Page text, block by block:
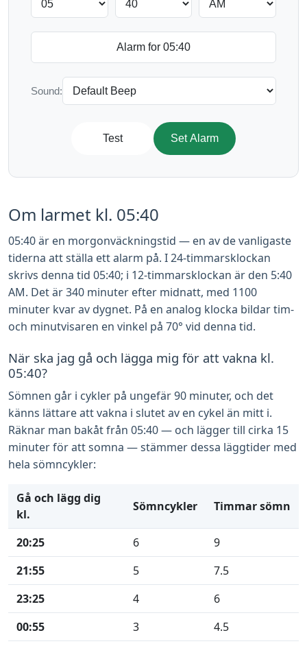
Sound:
Test Set Alarm
Om larmet kl. 05:40
05:40 är en morgonväckningstid — en av de vanligaste
tiderna att ställa ett alarm på. I 24-timmarsklockan
skrivs denna tid 05:40; i 12-timmarsklockan är den 5:40
AM. Det är 340 minuter efter midnatt, med 1100
minuter kvar av dygnet. På en analog klocka bildar tim-
och minutvisaren en vinkel på 70° vid denna tid.
När ska jag gå och lägga mig för att vakna kl.
05:40?
Sömnen går i cykler på ungefär 90 minuter, och det
känns lättare att vakna i slutet av en cykel än mitt i.
Räknar man bakåt från 05:40 — och lägger till cirka 15
minuter för att somna — stämmer dessa läggtider med
hela sömncykler:
Gå och lägg dig
kl.
Sömncykler Timmar sömn
20:25 6
9
21:55
5
7.5
23:25
4
6
00:55
3 4.5